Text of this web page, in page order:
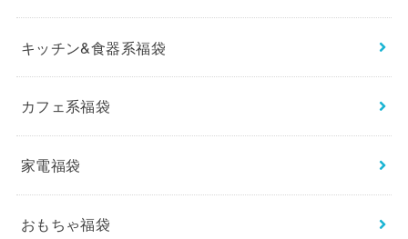
キッチン&食器系福袋
カフェ系福袋
家電福袋
おもちゃ福袋